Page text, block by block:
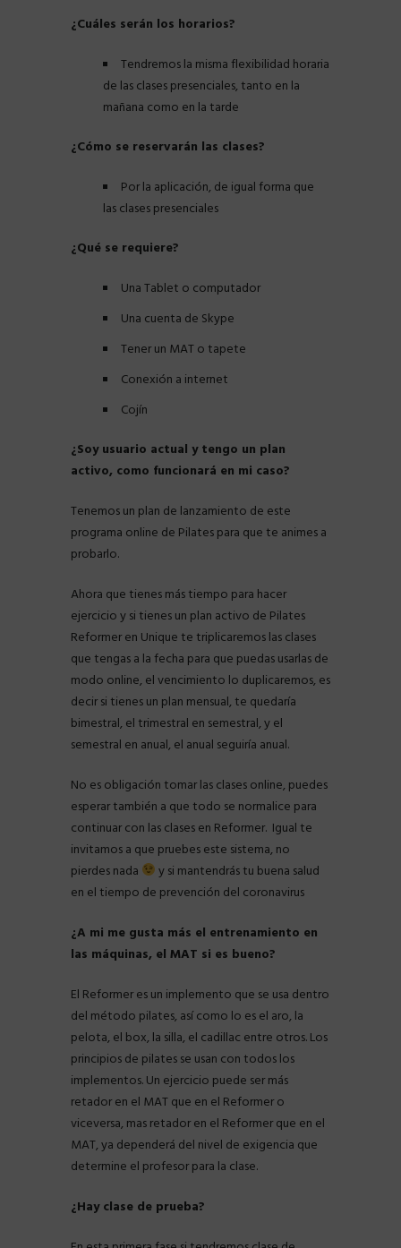
¿Cuáles serán los horarios?
Tendremos la misma flexibilidad horaria
de las clases presenciales, tanto en la
mañana como en la tarde
¿Cómo se reservarán las clases?
Por la aplicación, de igual forma que
las clases presenciales
¿Qué se requiere?
Una Tablet o computador
Una cuenta de Skype
Tener un MAT o tapete
Conexión a internet
Cojín
¿Soy usuario actual y tengo un plan
activo, como funcionará en mi caso?
Tenemos un plan de lanzamiento de este
programa online de Pilates para que te animes a
probarlo.
Ahora que tienes más tiempo para hacer
ejercicio y si tienes un plan activo de Pilates
Reformer en Unique te triplicaremos las clases
que tengas a la fecha para que puedas usarlas de
modo online, el vencimiento lo duplicaremos, es
decir si tienes un plan mensual, te quedaría
bimestral, el trimestral en semestral, y el
semestral en anual, el anual seguiría anual.
No es obligación tomar las clases online, puedes
esperar también a que todo se normalice para
continuar con las clases en Reformer. Igual te
invitamos a que pruebes este sistema, no
pierdes nada
y si mantendrás tu buena salud
en el tiempo de prevención del coronavirus
¿A mi me gusta más el entrenamiento en
las máquinas, el MAT si es bueno?
El Reformer es un implemento que se usa dentro
del método pilates, así como lo es el aro, la
pelota, el box, la silla, el cadillac entre otros. Los
principios de pilates se usan con todos los
implementos. Un ejercicio puede ser más
retador en el MAT que en el Reformer o
viceversa, mas retador en el Reformer que en el
MAT, ya dependerá del nivel de exigencia que
determine el profesor para la clase.
¿Hay clase de prueba?